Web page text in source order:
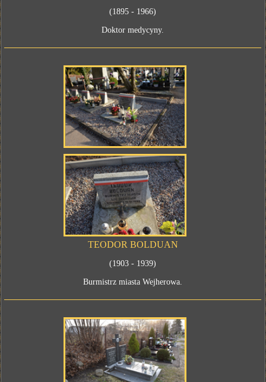
(1895 - 1966)
Doktor medycyny.
TEODOR BOLDUAN
(1903 - 1939)
Burmistrz miasta Wejherowa.